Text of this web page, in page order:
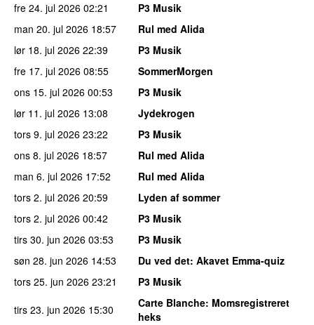
fre 24. jul 2026 02:21
P3 Musik
man 20. jul 2026 18:57
Rul med Alida
lør 18. jul 2026 22:39
P3 Musik
fre 17. jul 2026 08:55
SommerMorgen
ons 15. jul 2026 00:53
P3 Musik
lør 11. jul 2026 13:08
Jydekrogen
tors 9. jul 2026 23:22
P3 Musik
ons 8. jul 2026 18:57
Rul med Alida
man 6. jul 2026 17:52
Rul med Alida
tors 2. jul 2026 20:59
Lyden af sommer
tors 2. jul 2026 00:42
P3 Musik
tirs 30. jun 2026 03:53
P3 Musik
søn 28. jun 2026 14:53 Du ved det: Akavet Emma-quiz
tors 25. jun 2026 23:21
P3 Musik
tirs 23. jun 2026 15:30 Carte Blanche: Momsregistreret
heks